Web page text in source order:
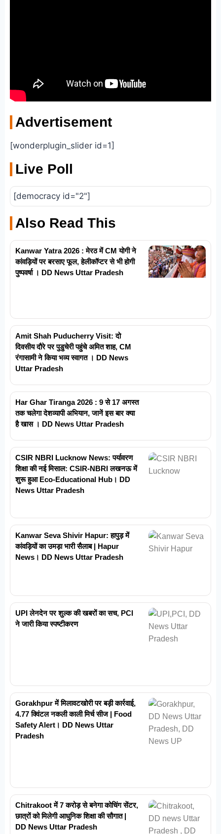
Advertisement
[wonderplugin_slider id=1]
Live Poll
[democracy id="2"]
Also Read This
Kanwar Yatra 2026 : मेरठ में CM योगी ने
कांवड़ियों पर बरसाए फूल, हेलीकॉप्टर से भी होगी
पुष्पवर्षा । DD News Uttar Pradesh
Amit Shah Puducherry Visit: दो
दिवसीय दौरे पर पुडुचेरी पहुंचे अमित शाह, CM
रंगासामी ने किया भव्य स्वागत । DD News
Uttar Pradesh
Har Ghar Tiranga 2026 : 9 से 17 अगस्त
तक चलेगा देशव्यापी अभियान, जानें इस बार क्या
है खास । DD News Uttar Pradesh
CSIR NBRI Lucknow News: पर्यावरण
शिक्षा की नई मिसाल: CSIR-NBRI लखनऊ में
शुरू हुआ Eco-Educational Hub। DD
News Uttar Pradesh
Kanwar Seva Shivir Hapur: हापुड़ में
कांवड़ियों का उमड़ा भारी सैलाब | Hapur
News। DD News Uttar Pradesh
UPI लेनदेन पर शुल्क की खबरों का सच, PCI
ने जारी किया स्पष्टीकरण
Gorakhpur में मिलावटखोरी पर बड़ी कार्रवाई,
4.77 क्विंटल नकली काली मिर्च सीज | Food
Safety Alert। DD News Uttar
Pradesh
Chitrakoot में 7 करोड़ से बनेगा कोचिंग सेंटर,
छात्रों को मिलेगी आधुनिक शिक्षा की सौगात |
DD News Uttar Pradesh